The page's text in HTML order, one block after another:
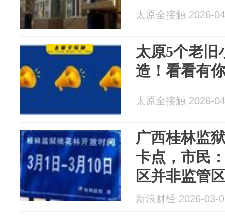
太原全接触 2026-
太原5个老旧
造！看看有
太原全接触 2026-
广西桂林监
卡点，市民
区并非监管
新浪财经 2026-03-